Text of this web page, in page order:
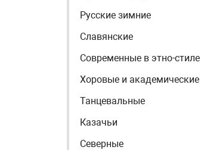
Русские зимние
Славянские
Современные в этно-стиле
Хоровые и академические
Танцевальные
Казачьи
Северные